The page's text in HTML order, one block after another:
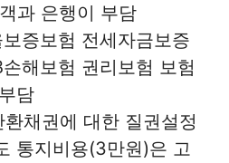
과 은행이 부담
증보험 전세자금보증
해보험 권리보험 보험
담
채권에 대한 질권설정
통지비용(3만원)은 고